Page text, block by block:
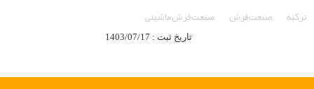
ترکیه صنعت فرش صنعت فرش ماشینی
تاریخ ثبت : 1403/07/17